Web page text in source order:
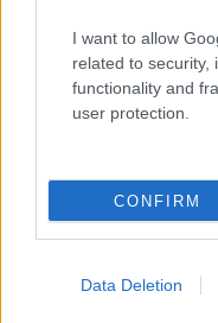
I want to allow
related to security,
functionality and
user protection.
CONFIRM
Data Deletion
προθεσμία
22.12.2021,
χρονοδιάγραμμα,
Κατά συνέπεια –
σχετική
αυτή προκαλεί,